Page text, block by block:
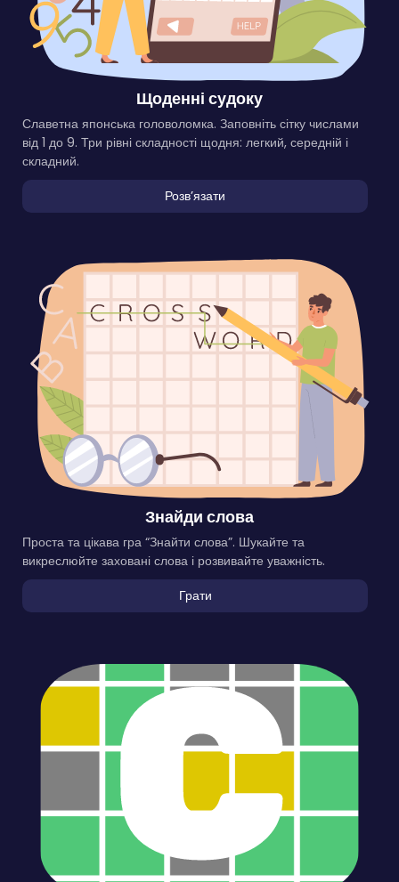
Щоденні судоку
Славетна японська головоломка. Заповніть сітку числами
від 1 до 9. Три рівні складності щодня: легкий, середній і
складний.
Розвʼязати
Знайди слова
Проста та цікава гра “Знайти слова”. Шукайте та
викреслюйте заховані слова і розвивайте уважність.
Грати